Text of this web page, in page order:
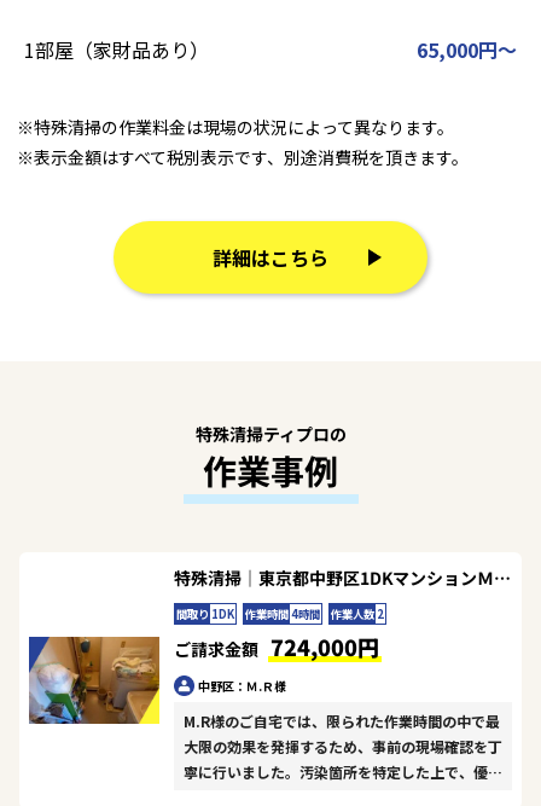
1部屋（家財品あり） 65,000円～
※特殊清掃の作業料金は現場の状況によって異なります。
※表示金額はすべて税別表示です、別途消費税を頂きます。
詳細はこちら
特殊清掃ティプロの
作業事例
特殊清掃｜東京都中野区1DKマンションＭ.Ｒ様の作業事例
間取り 1DK 作業時間4時間 作業人数 2
ご請求金額 724,000円
中野区：Ｍ.Ｒ様
M.R様のご自宅では、限られた作業時間の中で最
大限の効果を発揮するため、事前の現場確認を丁
寧に行いました。汚染箇所を特定した上で、優先